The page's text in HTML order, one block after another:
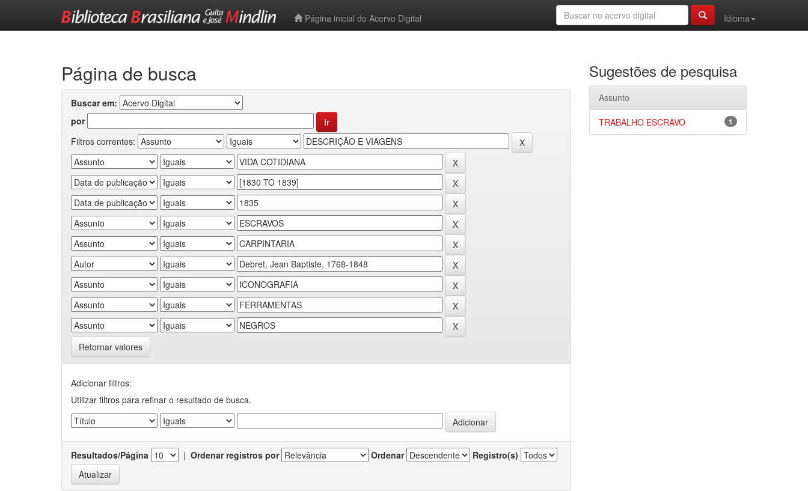
Página inicial do Acervo Digital
Idioma
Página de busca
Buscar em:
por
Filtros correntes:
Retornar valores
Adicionar filtros:
Utilizar filtros para refinar o resultado de busca.
Resultados/Página | Ordenar registros por Ordenar Registro(s)
Sugestões de pesquisa
Assunto
1
TRABALHO ESCRAVO